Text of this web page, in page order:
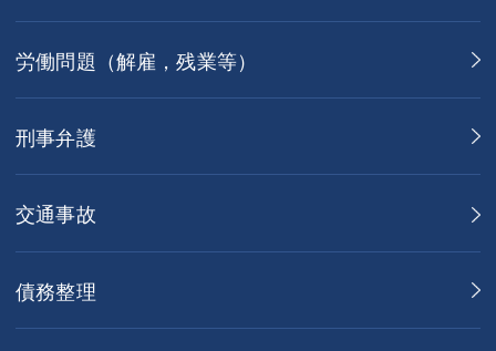
労働問題（解雇，残業等）
刑事弁護
交通事故
債務整理